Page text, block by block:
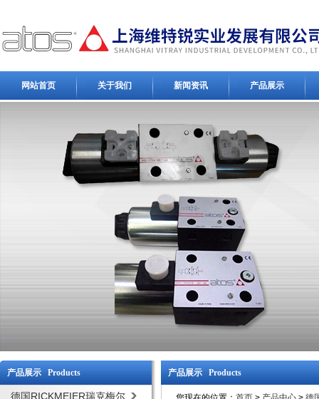
网站首页 关于我们 新闻资讯 产品展示
产品展示 Products
德国RICKMEIER瑞克梅尔
产品展示 Products